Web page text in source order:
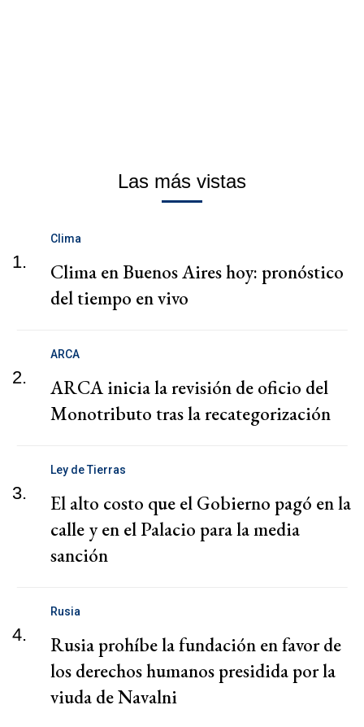
Las más vistas
1.
Clima
Clima en Buenos Aires hoy: pronóstico
del tiempo en vivo
2.
ARCA
ARCA inicia la revisión de oficio del
Monotributo tras la recategorización
3.
Ley de Tierras
El alto costo que el Gobierno pagó en la
calle y en el Palacio para la media
sanción
4.
Rusia
Rusia prohíbe la fundación en favor de
los derechos humanos presidida por la
viuda de Navalni